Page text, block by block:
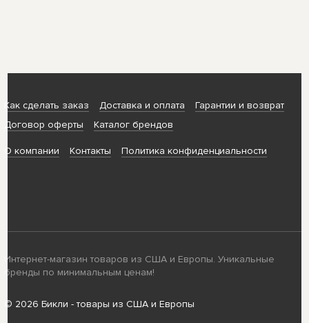
Как сделать заказ Доставка и оплата
Гарантии и возврат
Договор оферты
Каталог брендов
О компании Контакты Политика конфиденциальности
Интернет-магазин товаров из США и Европы. Уникальные
бренды по минимальным ценам!
© 2026 Бикли - товары из США и Европы